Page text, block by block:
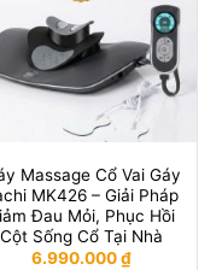
Massage Cổ Vai Gáy
MK426 – Giải Pháp
Đau Mỏi, Phục Hồi
Cột Sống Cổ Tại Nhà
6.990.000₫